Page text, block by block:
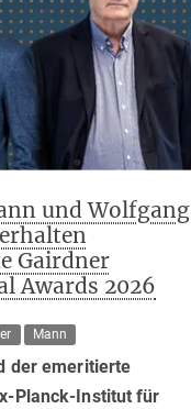
und Wolfgang
Gairdner
Awards 2026
Mann
der emeritierte
Planck-Institut für